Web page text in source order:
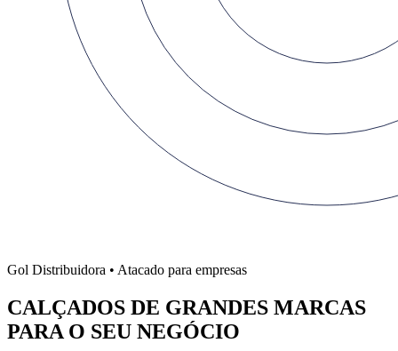
Gol Distribuidora • Atacado para empresas
CALÇADOS DE GRANDES MARCAS
PARA O SEU NEGÓCIO